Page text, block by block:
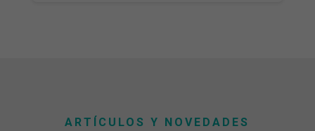
ARTÍCULOS Y NOVEDADES